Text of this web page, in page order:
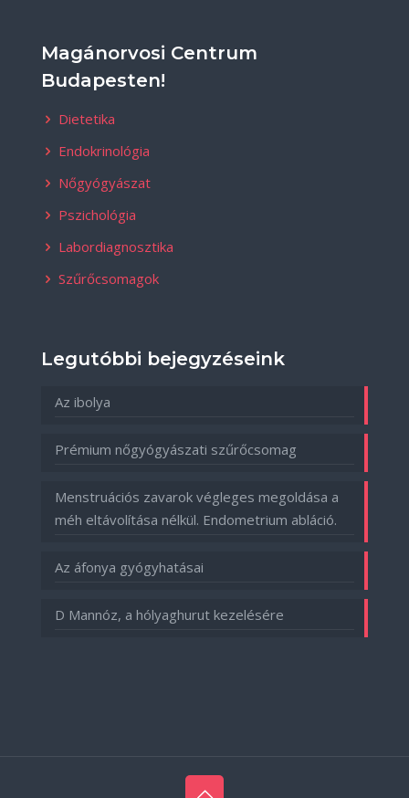
Magánorvosi Centrum
Budapesten!
Dietetika
Endokrinológia
Nőgyógyászat
Pszichológia
Labordiagnosztika
Szűrőcsomagok
Legutóbbi bejegyzéseink
Az ibolya
Prémium nőgyógyászati szűrőcsomag
Menstruációs zavarok végleges megoldása a
méh eltávolítása nélkül. Endometrium abláció.
Az áfonya gyógyhatásai
D Mannóz, a hólyaghurut kezelésére